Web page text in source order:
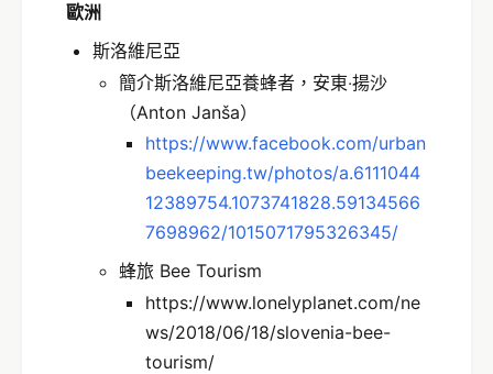
歐洲
斯洛維尼亞
簡介斯洛維尼亞養蜂者，安東‧揚沙
（Anton Janša）
https://www.facebook.com/urban
beekeeping.tw/photos/a.6111044
12389754.1073741828.59134566
7698962/1015071795326345/
蜂旅 Bee Tourism
https://www.lonelyplanet.com/ne
ws/2018/06/18/slovenia-bee-
tourism/